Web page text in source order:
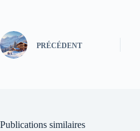
PRÉCÉDENT
Publications similaires